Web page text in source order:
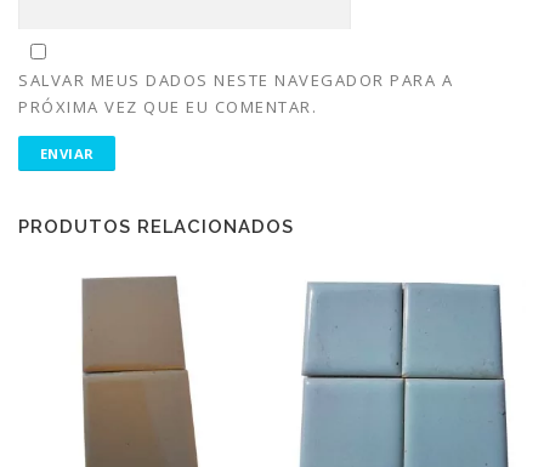
SALVAR MEUS DADOS NESTE NAVEGADOR PARA A
PRÓXIMA VEZ QUE EU COMENTAR.
PRODUTOS RELACIONADOS